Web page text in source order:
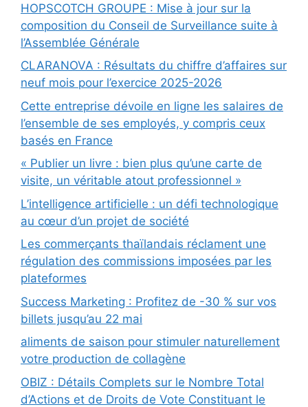
HOPSCOTCH GROUPE : Mise à jour sur la
composition du Conseil de Surveillance suite à
l’Assemblée Générale
CLARANOVA : Résultats du chiffre d’affaires sur
neuf mois pour l’exercice 2025-2026
Cette entreprise dévoile en ligne les salaires de
l’ensemble de ses employés, y compris ceux
basés en France
« Publier un livre : bien plus qu’une carte de
visite, un véritable atout professionnel »
L’intelligence artificielle : un défi technologique
au cœur d’un projet de société
Les commerçants thaïlandais réclament une
régulation des commissions imposées par les
plateformes
Success Marketing : Profitez de -30 % sur vos
billets jusqu’au 22 mai
aliments de saison pour stimuler naturellement
votre production de collagène
OBIZ : Détails Complets sur le Nombre Total
d’Actions et de Droits de Vote Constituant le